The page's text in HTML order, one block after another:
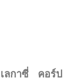
ลกาซี่ คอร์ป